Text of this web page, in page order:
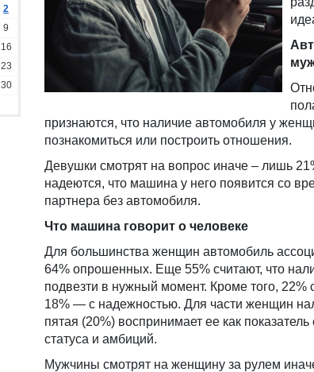
2
9
16
23
30
признаются, что наличие автомобиля у
познакомиться или построить отношения.
Девушки смотрят на вопрос иначе – лишь
надеются, что машина у него появится со
партнера без автомобиля.
Что машина говорит о человеке
Для большинства женщин автомобиль
64% опрошенных. Еще 55% считают, что
подвезти в нужный момент. Кроме того,
18% — с надежностью. Для части женщин
пятая (20%) воспринимает ее как
статуса и амбиций.
Мужчины смотрят на женщину за рулем